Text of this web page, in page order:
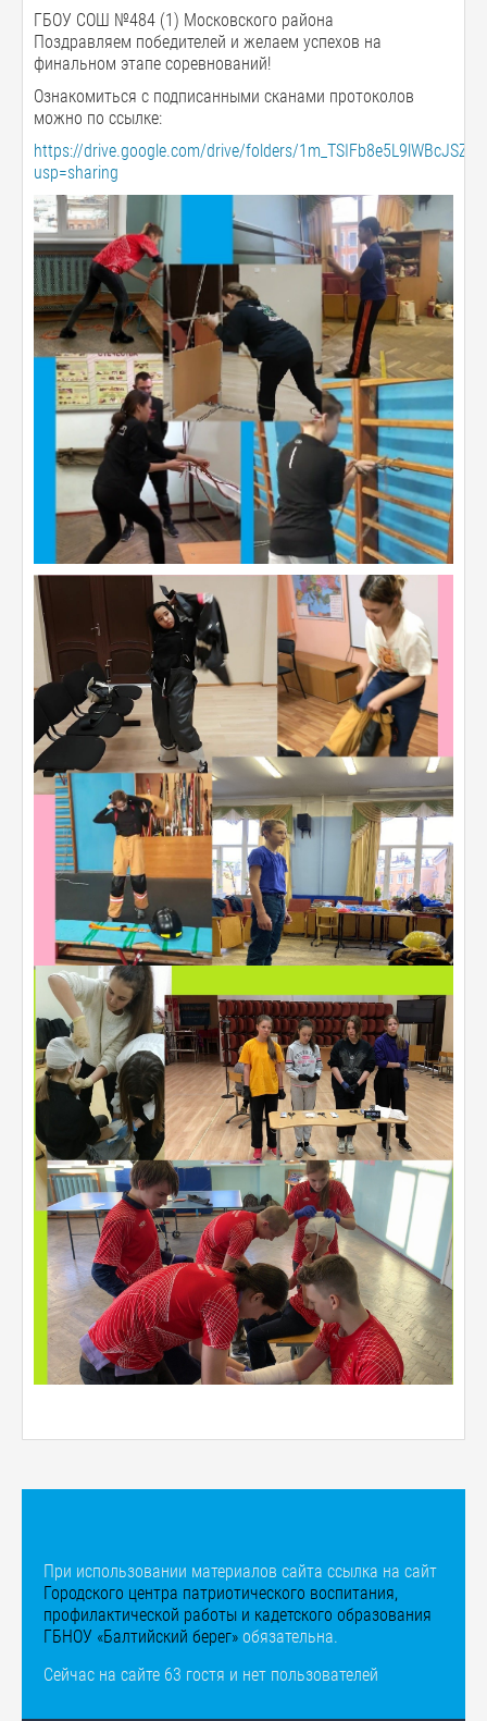
ГБОУ СОШ №484 (1) Московского района
Поздравляем победителей и желаем успехов на
финальном этапе соревнований!
Ознакомиться с подписанными сканами протоколов
можно по ссылке:
https://drive.google.com/drive/folders/
usp=sharing
При использовании материалов сайта ссылка на сайт
Городского центра патриотического воспитания,
профилактической работы и кадетского образования
ГБНОУ «Балтийский берег» обязательна.
Сейчас на сайте 63 гостя и нет пользователей